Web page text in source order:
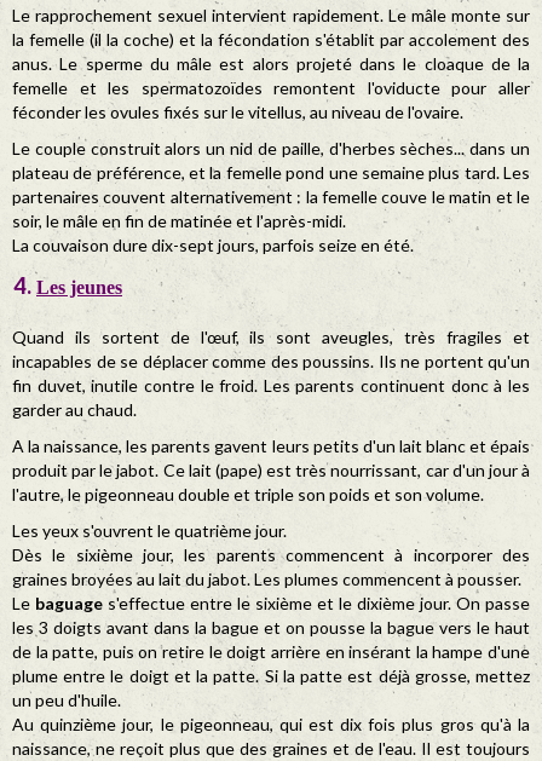
Le rapprochement sexuel intervient rapidement. Le mâle monte sur
la femelle (il la coche) et la fécondation s'établit par accolement des
anus. Le sperme du mâle est alors projeté dans le cloaque de la
femelle et les spermatozoïdes remontent l'oviducte pour aller
féconder les ovules fixés sur le vitellus, au niveau de l'ovaire.
Le couple construit alors un nid de paille, d'herbes sèches... dans un
plateau de préférence, et la femelle pond une semaine plus tard. Les
partenaires couvent alternativement : la femelle couve le matin et le
soir, le mâle en fin de matinée et l'après-midi.
La couvaison dure dix-sept jours, parfois seize en été.
Les jeunes
Quand ils sortent de l'œuf, ils sont aveugles, très fragiles et
incapables de se déplacer comme des poussins. Ils ne portent qu'un
fin duvet, inutile contre le froid. Les parents continuent donc à les
garder au chaud.
A la naissance, les parents gavent leurs petits d'un lait blanc et épais
produit par le jabot. Ce lait (pape) est très nourrissant, car d'un jour à
l'autre, le pigeonneau double et triple son poids et son volume.
Les yeux s'ouvrent le quatrième jour.
Dès le sixième jour, les parents commencent à incorporer des
graines broyées au lait du jabot. Les plumes commencent à pousser.
Le baguage s'effectue entre le sixième et le dixième jour. On passe
les 3 doigts avant dans la bague et on pousse la bague vers le haut
de la patte, puis on retire le doigt arrière en insérant la hampe d'une
plume entre le doigt et la patte. Si la patte est déjà grosse, mettez
un peu d'huile.
Au quinzième jour, le pigeonneau, qui est dix fois plus gros qu'à la
naissance, ne reçoit plus que des graines et de l'eau. Il est toujours